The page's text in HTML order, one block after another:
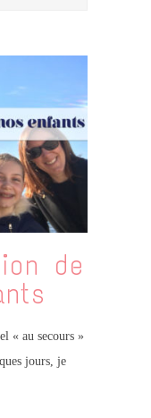
de
« au secours »
jours, je